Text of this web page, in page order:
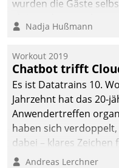
wurden die Gäste
methodisch
Quartier. Dazwischen
zeigte Datatrain, was
Neues zu bieten hat.
Nadja Hußmann
Workout 2019
Chatbot trifft
Es ist Datatrains 10.
Jahrzehnt hat das 20-
Anwendertreffen
haben sich
dabei – klares
Fokussierung auf den
Andreas Lerchner